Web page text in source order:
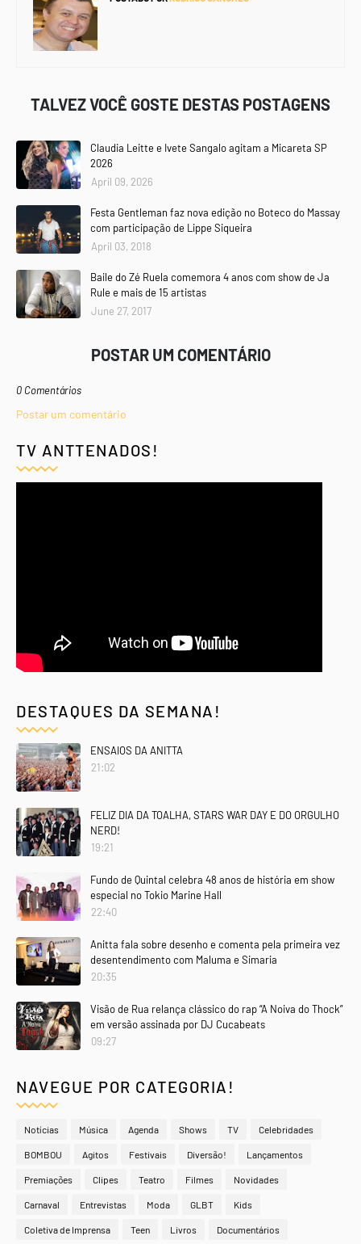
TALVEZ VOCÊ GOSTE DESTAS POSTAGENS
Claudia Leitte e Ivete Sangalo agitam a Micareta SP
2026
April 09, 2026
Festa Gentleman faz nova edição no Boteco do Massay
com participação de Lippe Siqueira
April 03, 2018
Baile do Zé Ruela comemora 4 anos com show de Ja
Rule e mais de 15 artistas
June 27, 2017
POSTAR UM COMENTÁRIO
0 Comentários
Postar um comentário
TV ANTTENADOS!
DESTAQUES DA SEMANA!
ENSAIOS DA ANITTA
21:02
FELIZ DIA DA TOALHA, STARS WAR DAY E DO ORGULHO
NERD!
19:21
Fundo de Quintal celebra 48 anos de história em show
especial no Tokio Marine Hall
22:40
Anitta fala sobre desenho e comenta pela primeira vez
desentendimento com Maluma e Simaria
20:35
Visão de Rua relança clássico do rap “A Noiva do Thock”
em versão assinada por DJ Cucabeats
09:27
NAVEGUE POR CATEGORIA!
Notícias Música Agenda Shows TV Celebridades
BOMBOU Agitos Festivais Diversão! Lançamentos
Premiações Clipes Teatro Filmes Novidades
Carnaval Entrevistas Moda GLBT Kids
Coletiva de Imprensa Teen Livros Documentários